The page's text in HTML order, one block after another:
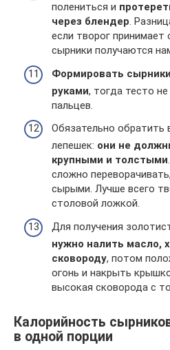
полениться и
через блендер.
если творог принимает
сырники получаются
Формировать
руками, тогда тесто
пальцев.
Обязательно обратить
лепешек: они не
крупными и толстыми
сложно
сырыми. Лучше всего
столовой ложкой.
Для получения
нужно налить масло,
сковороду, потом
огонь и накрыть
высокая сковорода с
Калорийность
в одной порции